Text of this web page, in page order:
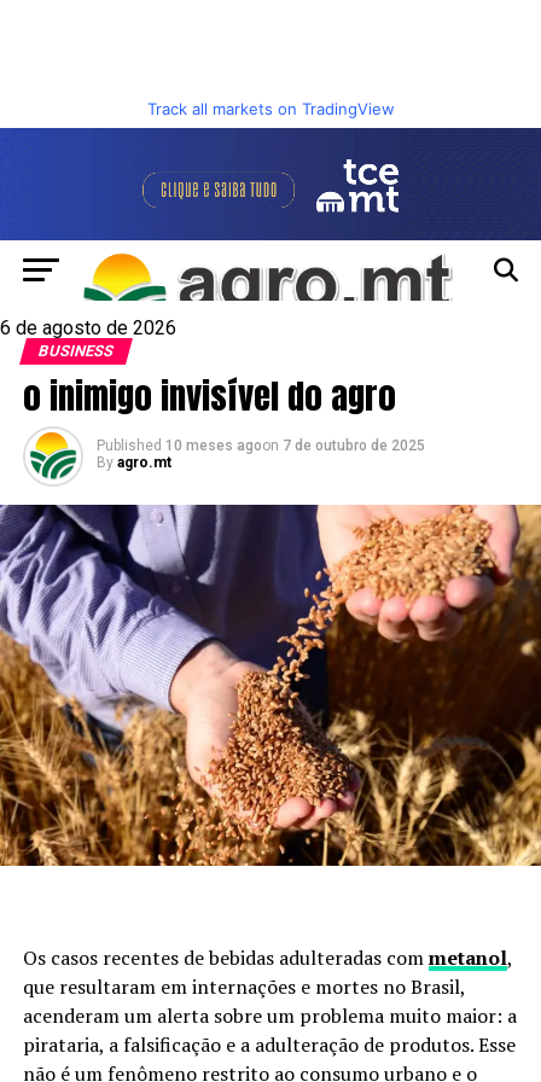
Track all markets on TradingView
6 de agosto de 2026
BUSINESS
o inimigo invisível do agro
Published 10 meses agoon 7 de outubro de 2025
By agro.mt
Os casos recentes de bebidas adulteradas commetanol,
que resultaram em internações e mortes no Brasil,
acenderam um alerta sobre um problema muito maior: a
pirataria, a falsificação e a adulteração de produtos. Esse
não é um fenômeno restrito ao consumo urbano e o